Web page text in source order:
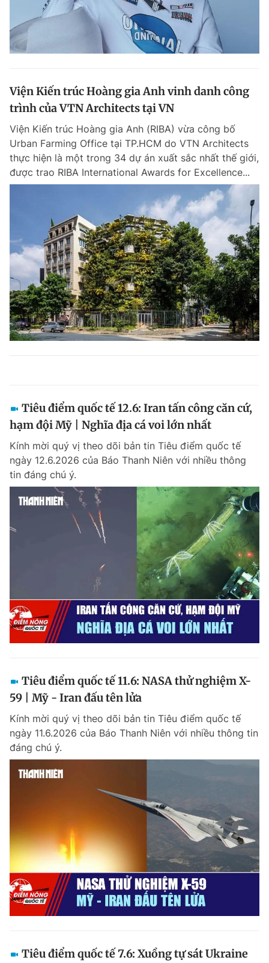
Viện Kiến trúc Hoàng gia Anh vinh danh công
trình của VTN Architects tại VN
Viện Kiến trúc Hoàng gia Anh (RIBA) vừa công bố
Urban Farming Office tại TP.HCM do VTN Architects
thực hiện là một trong 34 dự án xuất sắc nhất thế giới,
được trao RIBA International Awards for Excellence...
Tiêu điểm quốc tế 12.6: Iran tấn công căn cứ,
hạm đội Mỹ | Nghĩa địa cá voi lớn nhất
Kính mời quý vị theo dõi bản tin Tiêu điểm quốc tế
ngày 12.6.2026 của Báo Thanh Niên với nhiều thông
tin đáng chú ý.
Tiêu điểm quốc tế 11.6: NASA thử nghiệm X-
59 | Mỹ - Iran đấu tên lửa
Kính mời quý vị theo dõi bản tin Tiêu điểm quốc tế
ngày 11.6.2026 của Báo Thanh Niên với nhiều thông tin
đáng chú ý.
Tiêu điểm quốc tế 7.6: Xuồng tự sát Ukraine